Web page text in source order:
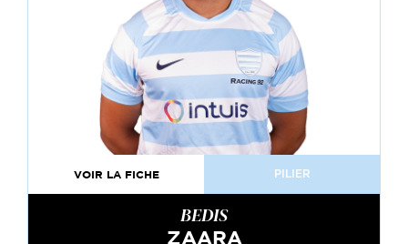
VOIR LA FICHE PILIER
BEDIS
ZAARA